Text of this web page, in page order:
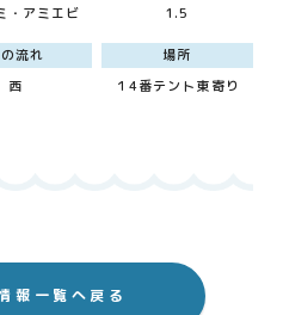
・アミエビ
1.5
流れ
西
場所
１4番テント東寄り
報一覧へ戻る